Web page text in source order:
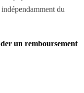
du
un remboursement